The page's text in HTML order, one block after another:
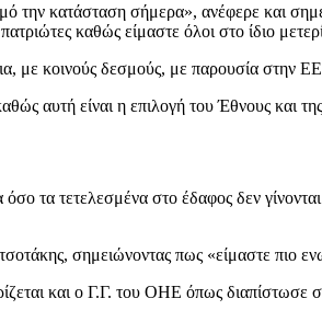
κατάσταση σήμερα», ανέφερε και
καθώς είμαστε όλοι στο ίδιο
με κοινούς δεσμούς, με παρουσία στην
αυτή είναι η επιλογή του Έθνους και της
τα τετελεσμένα στο έδαφος δεν
σημειώνοντας πως «είμαστε πιο
και ο Γ.Γ. του ΟΗΕ όπως διαπίστωσε